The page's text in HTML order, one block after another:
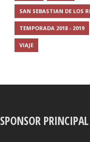
SAN SEBASTIAN DE LOS
TEMPORADA 2018 - 2019
VIAJE
SPONSOR PRINCIPAL